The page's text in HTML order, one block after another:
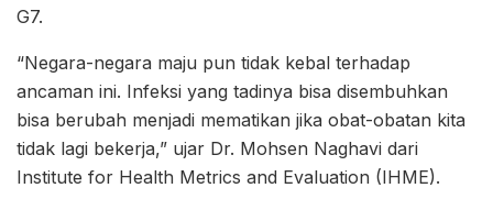
G7.
“Negara-negara maju pun tidak kebal terhadap
ancaman ini. Infeksi yang tadinya bisa disembuhkan
bisa berubah menjadi mematikan jika obat-obatan kita
tidak lagi bekerja,” ujar Dr. Mohsen Naghavi dari
Institute for Health Metrics and Evaluation (IHME).